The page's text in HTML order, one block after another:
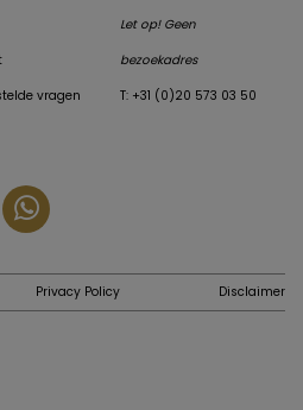
vragen
Let op! Geen
bezoekadres
T: +31 (0)20 573 03 50
Privacy Policy Disclaimer